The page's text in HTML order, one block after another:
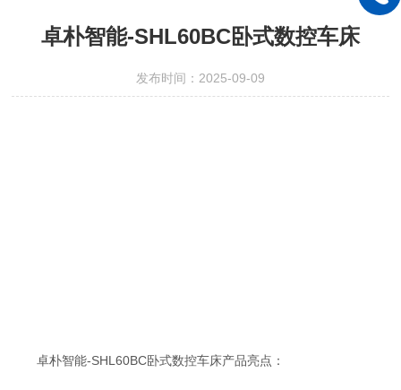
卓朴智能-SHL60BC卧式数控车床
发布时间：2025-09-09
卓朴智能-SHL60BC卧式数控车床产品亮点：